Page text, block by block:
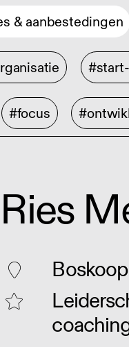
& aanbestedingen
#focus
Ries
Boskoop